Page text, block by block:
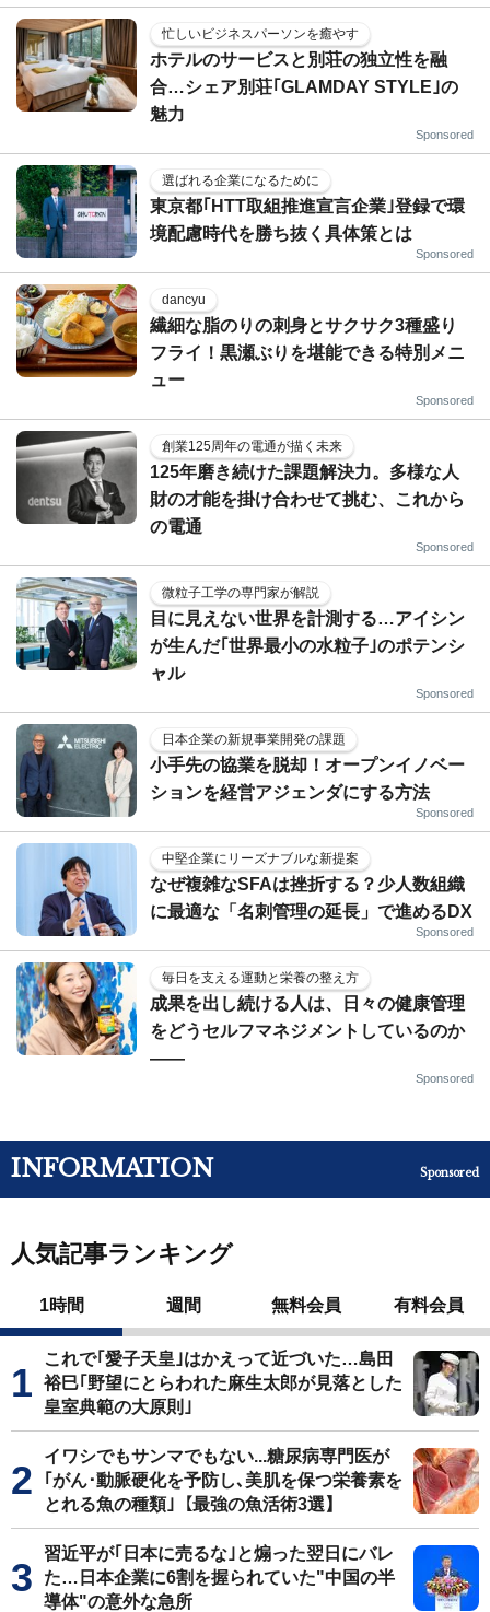
忙しいビジネスパーソンを癒やす
ホテルのサービスと別荘の独立性を融
合…シェア別荘｢GLAMDAY STYLE｣の
魅力
Sponsored
選ばれる企業になるために
東京都｢HTT取組推進宣言企業｣登録で環
境配慮時代を勝ち抜く具体策とは
Sponsored
dancyu
繊細な脂のりの刺身とサクサク3種盛り
フライ！黒瀬ぶりを堪能できる特別メニ
ュー
Sponsored
創業125周年の電通が描く未来
125年磨き続けた課題解決力。多様な人
財の才能を掛け合わせて挑む、これから
の電通
Sponsored
微粒子工学の専門家が解説
目に見えない世界を計測する…アイシン
が生んだ｢世界最小の水粒子｣のポテンシ
ャル
Sponsored
日本企業の新規事業開発の課題
小手先の協業を脱却！オープンイノベー
ションを経営アジェンダにする方法
Sponsored
中堅企業にリーズナブルな新提案
なぜ複雑なSFAは挫折する？少人数組織
に最適な「名刺管理の延長」で進めるDX
Sponsored
毎日を支える運動と栄養の整え方
成果を出し続ける人は、日々の健康管理
をどうセルフマネジメントしているのか
——
Sponsored
INFORMATION Sponsored
人気記事ランキング
1時間 週間 無料会員 有料会員
これで｢愛子天皇｣はかえって近づいた…島田
裕巳｢野望にとらわれた麻生太郎が見落とした
皇室典範の大原則｣
イワシでもサンマでもない...糖尿病専門医が
｢がん･動脈硬化を予防し､美肌を保つ栄養素を
とれる魚の種類｣【最強の魚活術3選】
習近平が｢日本に売るな｣と煽った翌日にバレ
た…日本企業に6割を握られていた"中国の半
導体"の意外な急所